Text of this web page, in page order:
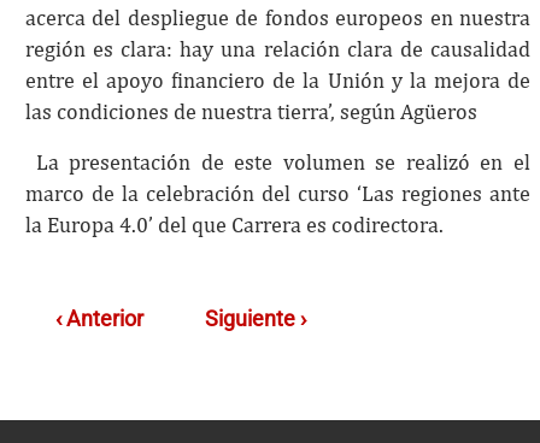
acerca del despliegue de fondos europeos en nuestra
región es clara: hay una relación clara de causalidad
entre el apoyo financiero de la Unión y la mejora de
las condiciones de nuestra tierra’, según Agüeros
La presentación de este volumen se realizó en el
marco de la celebración del curso ‘Las regiones ante
la Europa 4.0’ del que Carrera es codirectora.
‹ Anterior Siguiente ›